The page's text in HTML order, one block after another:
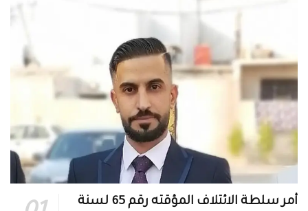
أمر سلطة الائتلاف المؤقته رقم 65 لسنة